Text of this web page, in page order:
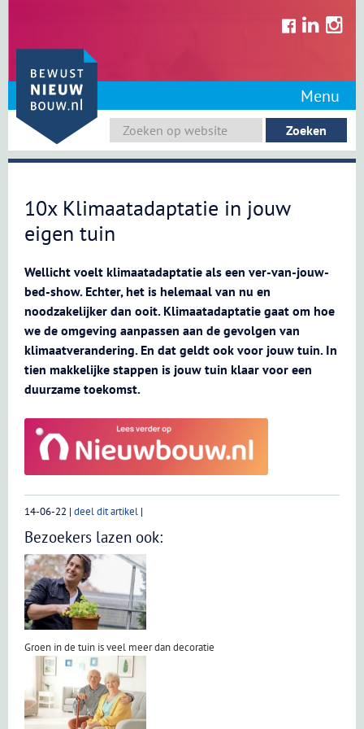
content
Menu
10x Klimaatadaptatie in jouw
eigen tuin
Wellicht voelt klimaatadaptatie als een ver-van-jouw-
bed-show. Echter, het is helemaal van nu en
noodzakelijker dan ooit. Klimaatadaptatie gaat om hoe
we de omgeving aanpassen aan de gevolgen van
klimaatverandering. En dat geldt ook voor jouw tuin. In
tien makkelijke stappen is jouw tuin klaar voor een
duurzame toekomst.
14-06-22 | deel dit artikel |
Bezoekers lazen ook:
Groen in de tuin is veel meer dan decoratie